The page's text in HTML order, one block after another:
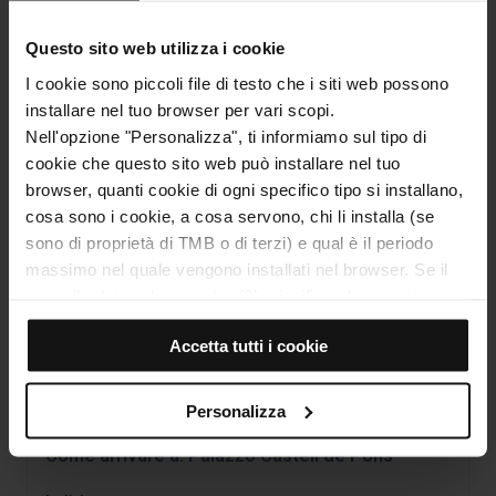
Questo sito web utilizza i cookie
I cookie sono piccoli file di testo che i siti web possono
installare nel tuo browser per vari scopi.
Nell'opzione "Personalizza", ti informiamo sul tipo di
cookie che questo sito web può installare nel tuo
browser, quanti cookie di ogni specifico tipo si installano,
cosa sono i cookie, a cosa servono, chi li installa (se
sono di proprietà di TMB o di terzi) e qual è il periodo
massimo nel quale vengono installati nel browser. Se il
installa alcun cookie di questo tipo.
Se scegli l'opzione "Accetta tutti i cookie", consenti
l'installazione di tutti questi cookie nel tuo browser.
Alla destra di ogni tipo di cookie trovi un selettore che ti
categoria.
Accetta tutti i cookie
Personalizza
quartiere, fu costruito nel 1342 e ristrutturato più volte,
Consiglio del barcellonese:
Se passeggiate per gli stretti
vicoli della zona commerciale del quartiere Gòtic di
Barcellona, non distogliete la vista dalla sua architettura.
Nella zona della Plaça del Pi, a fianco del Palazzo Castell
de Pons, troverete il
Palazzo Castanyer
Arte e cultura Musei e storia
Come arrivare a: Palazzo Castell de Pons